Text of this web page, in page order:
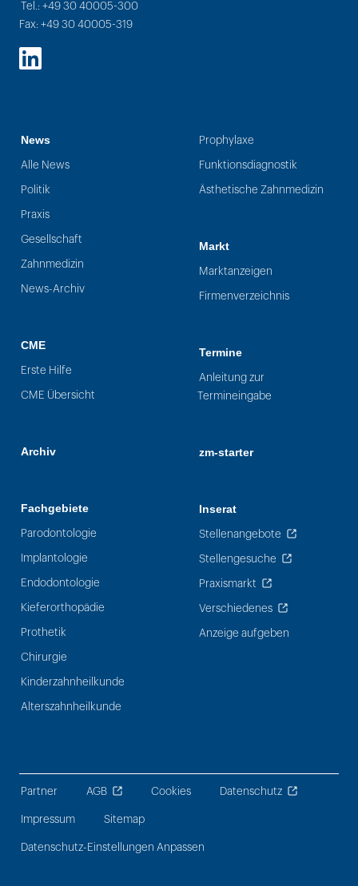
Tel.: +49 30 40005-300
Fax: +49 30 40005-319
LinkedIn
News
Alle News
Politik
Praxis
Gesellschaft
Zahnmedizin
News-Archiv
CME
Erste Hilfe
CME Übersicht
Archiv
Fachgebiete
Parodontologie
Implantologie
Endodontologie
Kieferorthopädie
Prothetik
Chirurgie
Kinderzahnheilkunde
Alterszahnheilkunde
Prophylaxe
Funktionsdiagnostik
Ästhetische Zahnmedizin
Markt
Marktanzeigen
Firmenverzeichnis
Termine
Anleitung zur
Termineingabe
zm-starter
Inserat
Stellenangebote
Stellengesuche
Praxismarkt
Verschiedenes
Anzeige aufgeben
Partner AGB Cookies Datenschutz
Impressum Sitemap
Datenschutz-Einstellungen Anpassen